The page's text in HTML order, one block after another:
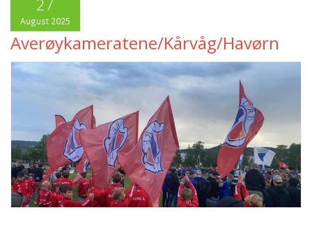
27
August 2025
Averøykameratene/Kårvåg/Havørn